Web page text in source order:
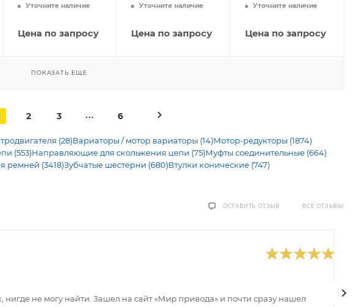
Уточните наличие
Цена по запросу
Уточните наличие
Цена по запросу
Уточните наличие
Цена по запросу
ПОКАЗАТЬ ЕЩЕ
2 3 6
(28)Вариаторы / мотор вариаторы (14)Мотор-редукторы (1874)
(553)Направляющие для скольжения цепи (75)Муфты соединительные (664)
ремней (3418)Зубчатые шестерни (680)Втулки конические (747)
ВСЕ ОТЗЫВЫ
ОСТАВИТЬ ОТЗЫВ
не могу найти. Зашел на сайт «Мир привода» и почти сразу нашел